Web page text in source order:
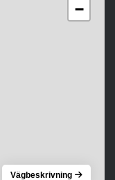
−
Vägbeskrivning